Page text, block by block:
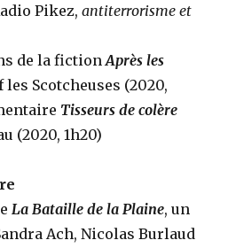
Pikez,antiterrorisme et
de la fictionAprès les
Scotcheuses (2020,
Tisseurs de colère
(2020, 1h20)
La Bataille de la Plaine, un
Ach, Nicolas Burlaud